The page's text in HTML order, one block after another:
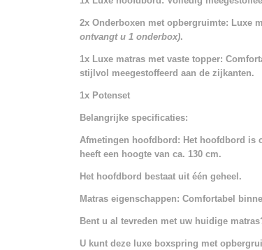
2x Onderboxen met opbergruimte: Luxe
ontvangt u 1 onderbox).
1x Luxe matras met vaste topper:
stijlvol meegestoffeerd aan de zijkanten.
1x Potenset
Belangrijke specificaties:
Afmetingen hoofdbord: Het hoofdbord is
heeft een hoogte van ca. 130 cm.
Het hoofdbord bestaat uit één geheel.
Matras eigenschappen: Comfortabel
Bent u al tevreden met uw huidige
U kunt deze luxe boxspring met